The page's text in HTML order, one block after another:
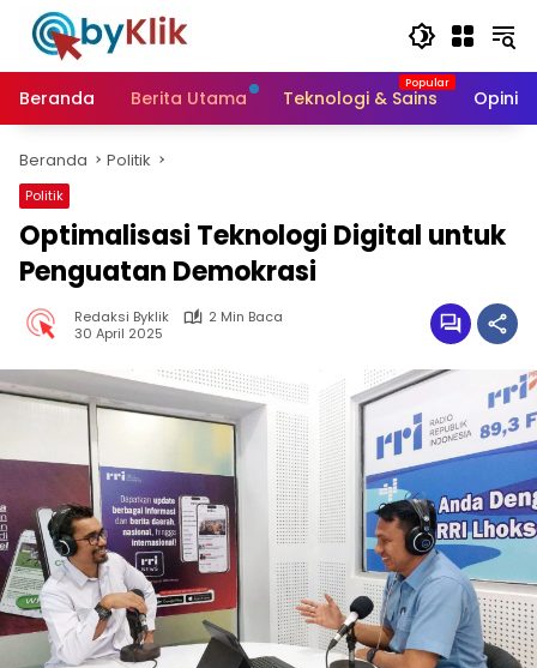
Langsung
konten
Beranda
Berita Utama Teknologi & Sains Opini
Beranda Politik
Politik
Optimalisasi Teknologi Digital untuk
Penguatan Demokrasi
Redaksi Byklik
2 Min Baca
30 April 2025